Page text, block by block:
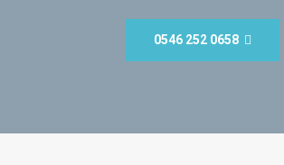
0546 252 0658